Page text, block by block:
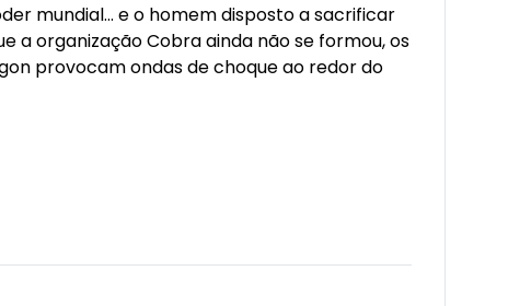
mundial... e o homem disposto a sacrificar
a organização Cobra ainda não se formou, os
provocam ondas de choque ao redor do